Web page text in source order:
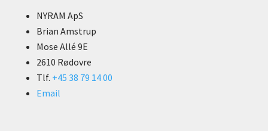
NYRAM ApS
Brian Amstrup
Mose Allé 9E
2610 Rødovre
Tlf. +45 38 79 14 00
Email